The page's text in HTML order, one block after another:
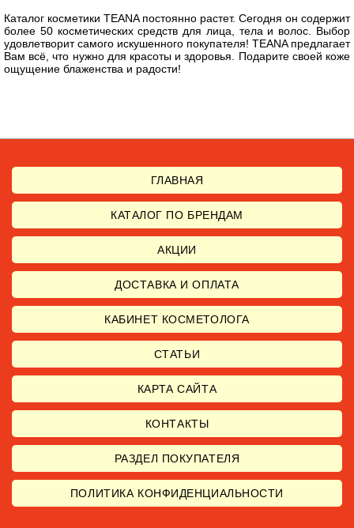
Каталог косметики TEANA постоянно растет. Сегодня он содержит
более 50 косметических средств для лица, тела и волос. Выбор
удовлетворит самого искушенного покупателя! TEANA предлагает
Вам всё, что нужно для красоты и здоровья. Подарите своей коже
ощущение блаженства и радости!
ГЛАВНАЯ
КАТАЛОГ ПО БРЕНДАМ
АКЦИИ
ДОСТАВКА И ОПЛАТА
КАБИНЕТ КОСМЕТОЛОГА
СТАТЬИ
КАРТА САЙТА
КОНТАКТЫ
РАЗДЕЛ ПОКУПАТЕЛЯ
ПОЛИТИКА КОНФИДЕНЦИАЛЬНОСТИ